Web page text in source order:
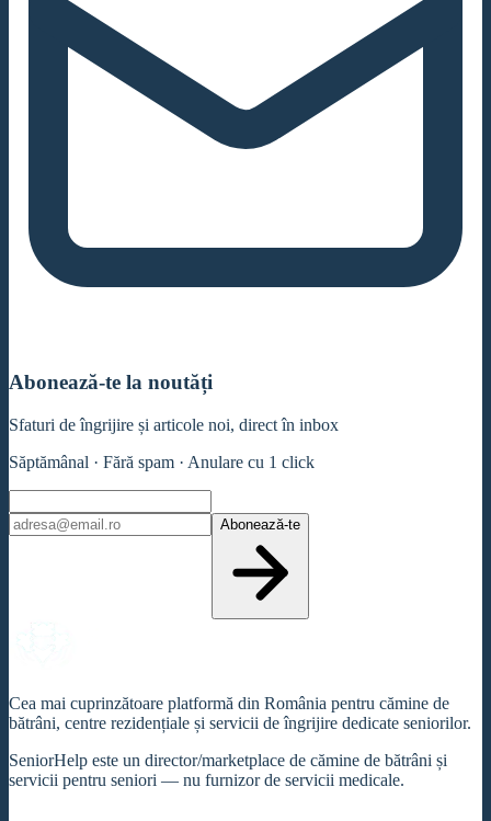
Abonează-te la noutăți
Sfaturi de îngrijire și articole noi, direct în inbox
Săptămânal · Fără spam · Anulare cu 1 click
Abonează-te
Cea mai cuprinzătoare platformă din România pentru cămine de
bătrâni, centre rezidențiale și servicii de îngrijire dedicate seniorilor.
SeniorHelp este un director/marketplace de cămine de bătrâni și
servicii pentru seniori — nu furnizor de servicii medicale.